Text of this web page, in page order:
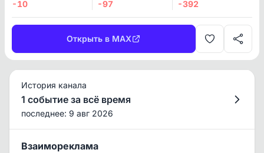
-10 -97 -392
Открыть в MAX
История канала
1 событие за всё время
последнее: 9 авг 2026
Взаимореклама